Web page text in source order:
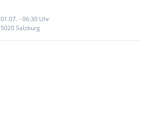
01.07. - 06:30 Uhr
5020 Salzburg